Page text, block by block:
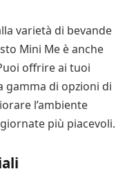
varietà di bevande
Mini Me è anche
offrire ai tuoi
gamma di opzioni di
l’ambiente
più piacevoli.